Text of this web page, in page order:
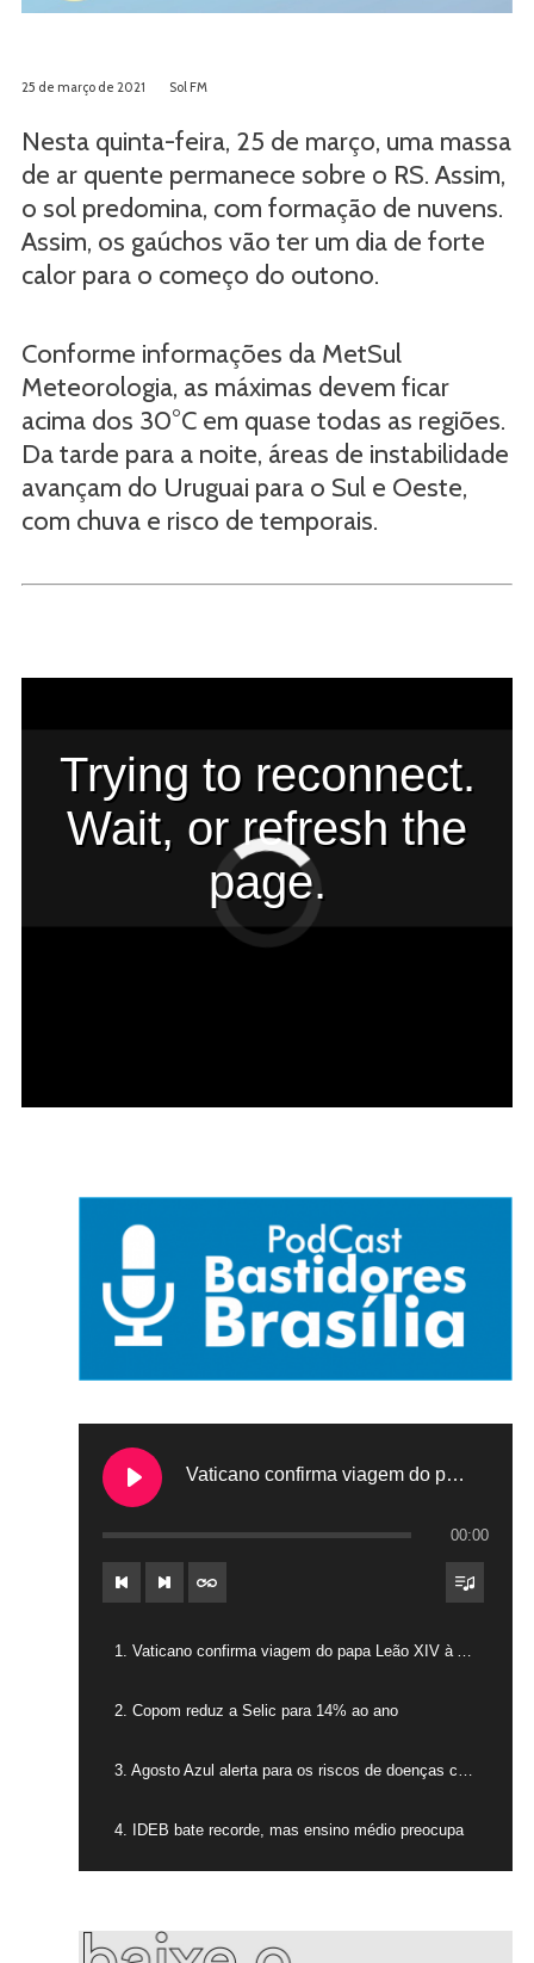
25 de março de 2021 Sol FM
Nesta quinta-feira, 25 de março, uma massa
de ar quente permanece sobre o RS. Assim,
o sol predomina, com formação de nuvens.
Assim, os gaúchos vão ter um dia de forte
calor para o começo do outono.
Conforme informações da MetSul
Meteorologia, as máximas devem ficar
acima dos 30°C em quase todas as regiões.
Da tarde para a noite, áreas de instabilidade
avançam do Uruguai para o Sul e Oeste,
com chuva e risco de temporais.
Vaticano confirma viagem do papa Leão XIV à América do Sul em novembro
00:00
2. Copom reduz a Selic para 14% ao ano
4. IDEB bate recorde, mas ensino médio preocupa